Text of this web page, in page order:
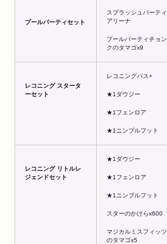
プールパーティセット
スプラッシュパーティ
アリーナ
プールパーティチョン
クのタマゴx9
レコニング スタータ
ーセット
レコニングパス+
★1ダウジー
★1フェンロア
★1ニンブルフット
レコニング リトルレ
ジェンドセット
★1ダウジー
★1フェンロア
★1ニンブルフット
スターのかけらx600
マジカルミスフィッツ
のタマゴx5